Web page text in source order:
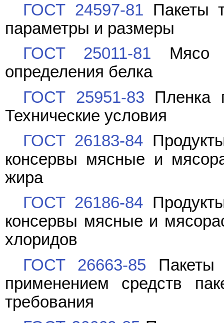
ГОСТ 24597-81 Пакеты
параметры и размеры
ГОСТ 25011-81 Мясо
определения белка
ГОСТ 25951-83 Пленка
Технические условия
ГОСТ 26183-84
консервы мясные и
жира
ГОСТ 26186-84
консервы мясные и
хлоридов
ГОСТ 26663-85 Пакеты
применением средств
требования